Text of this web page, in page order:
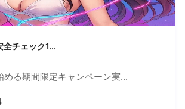
全チェック1...
める期間限定キャンペーン実...